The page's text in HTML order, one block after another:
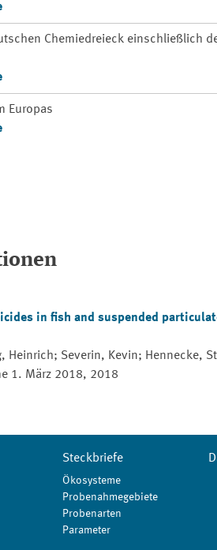
Chemiedreieck einschließlich
Europas
in fish and suspended
Heinrich; Severin, Kevin; Hennecke,
1. März 2018, 2018
Steckbriefe
Ökosysteme
Probenahmegebiete
Probenarten
Parameter